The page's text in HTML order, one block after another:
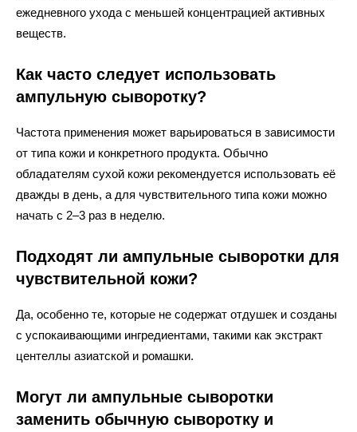
ежедневного ухода с меньшей концентрацией активных
веществ.
Как часто следует использовать
ампульную сыворотку?
Частота применения может варьироваться в зависимости
от типа кожи и конкретного продукта. Обычно
обладателям сухой кожи рекомендуется использовать её
дважды в день, а для чувствительного типа кожи можно
начать с 2–3 раз в неделю.
Подходят ли ампульные сыворотки для
чувствительной кожи?
Да, особенно те, которые не содержат отдушек и созданы
с успокаивающими ингредиентами, такими как экстракт
центеллы азиатской и ромашки.
Могут ли ампульные сыворотки
заменить обычную сыворотку и